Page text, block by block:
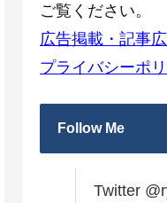
ご覧ください。
広告掲載・記事
プライバシーポ
Follow Me
Twitter